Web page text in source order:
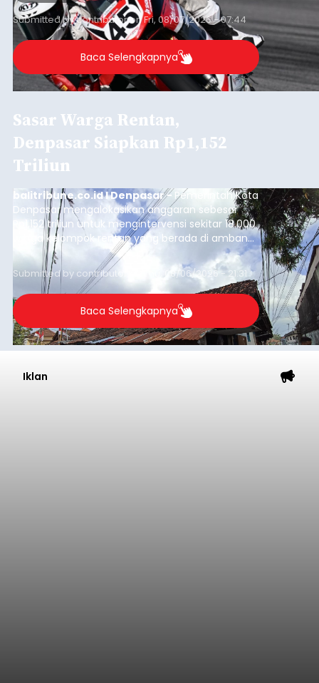
Submitted bycontributoronFri, 08/07/2026 - 07:44
Baca Selengkapnya
Sasar Warga Rentan,
Denpasar Siapkan Rp1,152
Triliun
balitribune.co.id I Denpasar - Pemerintah Kota
Denpasar mengalokasikan anggaran sebesar
Rp1,152 triliun untuk mengintervensi sekitar 18.000
warga kelompok rentan yang berada di ambang
garis kemiskinan. Langkah strategis ini diambil
guna menjaga masyarakat yang berada pada
kelompok desil 5 dan 6 tersebut agar tidak
merosot ke kategori miskin.
Submitted by contributor Thu, 08/06/2026 - 21:31
Baca Selengkapnya
Iklan